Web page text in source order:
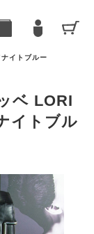
イトブルー
ベ LORI
イトブル